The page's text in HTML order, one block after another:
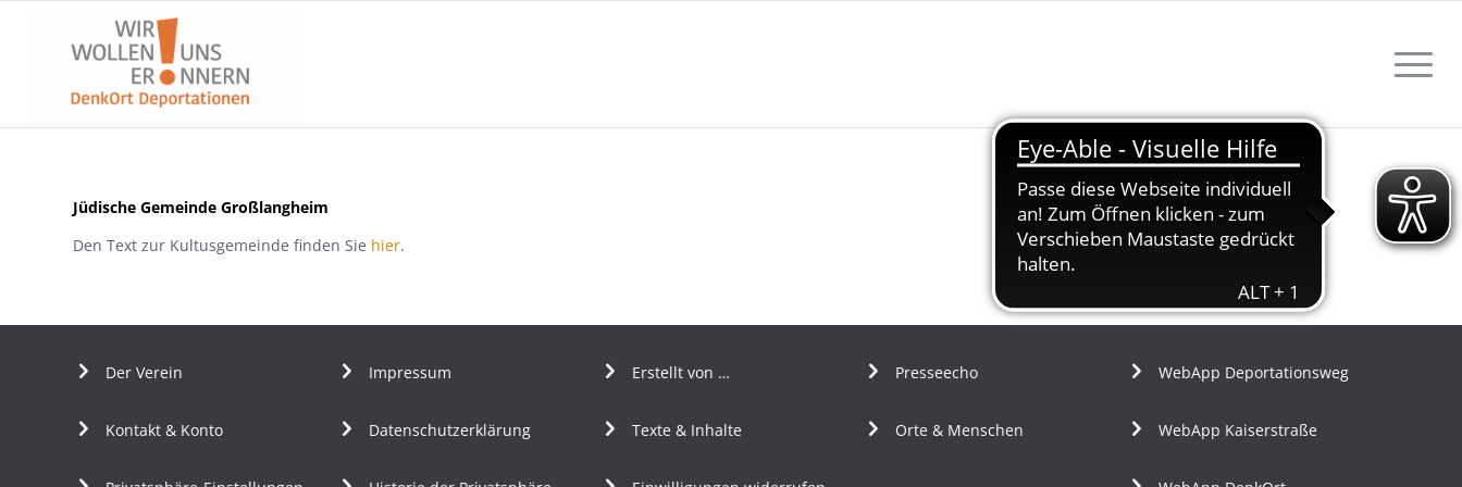
Jüdische Gemeinde Großlangheim
Den Text zur Kultusgemeinde finden Sie hier.
Der Verein
Kontakt & Konto
Impressum
Datenschutzerklärung
Erstellt von …
Texte & Inhalte
Presseecho
Orte & Menschen
WebApp Deportationsweg
WebApp Kaiserstraße